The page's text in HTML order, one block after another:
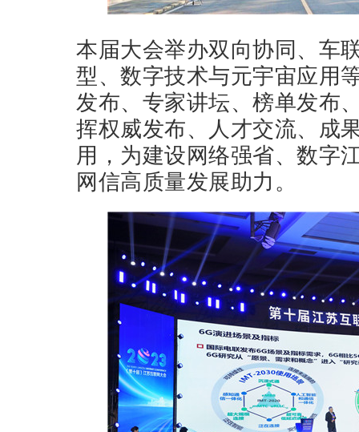
本届大会举办双向协同、车
型、数字技术与元宇宙应用
发布、专家讲坛、榜单发布
挥权威发布、人才交流、成
用，为建设网络强省、数字
网信高质量发展助力。